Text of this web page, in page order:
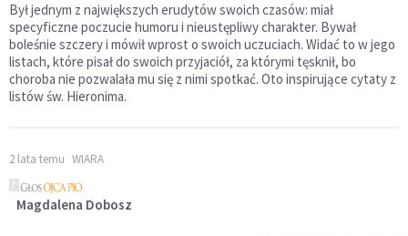
Był jednym z największych erudytów swoich czasów: miał
specyficzne poczucie humoru i nieustępliwy charakter. Bywał
boleśnie szczery i mówił wprost o swoich uczuciach. Widać to w jego
listach, które pisał do swoich przyjaciół, za którymi tęsknił, bo
choroba nie pozwalała mu się z nimi spotkać. Oto inspirujące cytaty z
listów św. Hieronima.
2 lata temu WIARA
Magdalena Dobosz